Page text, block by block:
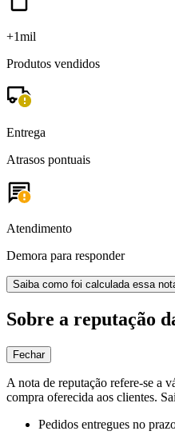
+1mil
Produtos vendidos
Entrega
Atrasos pontuais
Atendimento
Demora para responder
Saiba como foi calculada essa
Sobre a reputação
Fechar
A nota de reputação refere-se a
compra oferecida aos clientes.
Pedidos entregues no